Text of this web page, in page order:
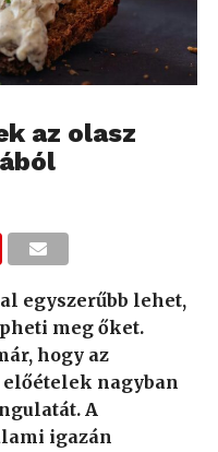
az olasz
egyszerűbb lehet,
meg őket.
hogy az
nagyban
A
igazán